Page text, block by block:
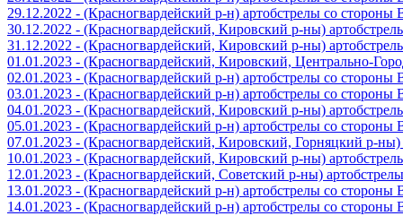
29.12.2022 - (Красногвардейский р-н) артобстрелы со
30.12.2022 - (Красногвардейский, Кировский р-ны)
31.12.2022 - (Красногвардейский, Кировский р-ны)
01.01.2023 - (Красногвардейский, Кировский, Центрально-
02.01.2023 - (Красногвардейский р-н) артобстрелы со
03.01.2023 - (Красногвардейский р-н) артобстрелы со
04.01.2023 - (Красногвардейский, Кировский р-ны)
05.01.2023 - (Красногвардейский р-н) артобстрелы со
07.01.2023 - (Красногвардейский, Кировский, Горняцкий р-
10.01.2023 - (Красногвардейский, Кировский р-ны)
12.01.2023 - (Красногвардейский, Советский р-ны)
13.01.2023 - (Красногвардейский р-н) артобстрелы со
14.01.2023 - (Красногвардейский р-н) артобстрелы со